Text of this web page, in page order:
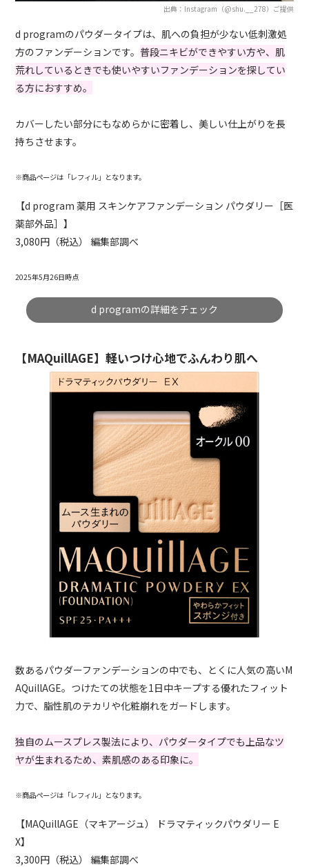
出典：Instagram（@shu.__278）ご提供
d programのパウダータイプは、肌への負担が少ない低刺激処
方のファンデーションです。普段ニキビができやすい方や、肌
荒れしているときでも使いやすいファンデーションを探してい
る方におすすめ。
カバーしたい部分にもなめらかに密着し、美しい仕上がりを長
持ちさせます。
※商品ページは「レフィル」となります。
【d program 薬用 スキンケアファンデーション パウダリー［医
薬部外品］】
3,080円（税込） 編集部調べ
2025年5月26日時点
d programの詳細をチェック
【MAQuillAGE】軽いつけ心地でふんわり肌へ
数あるパウダーファンデーションの中でも、とくに人気の高いM
AQuillAGE。つけたての状態を1日中キープする優れたフィット
力で、脂性肌のテカリや化粧崩れをガードします。
独自のムースプレス製法により、パウダータイプでも上品なツ
ヤが生まれるため、素肌感のある印象に。
※商品ページは「レフィル」となります。
【MAQuillAGE（マキアージュ） ドラマティックパウダリー E
X】
3,300円（税込） 編集部調べ